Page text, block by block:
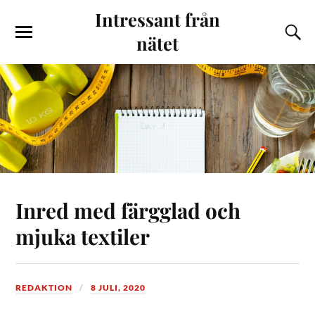
Intressant från
nätet
Inred med färgglad och
mjuka textiler
REDAKTION 8 JULI, 2020